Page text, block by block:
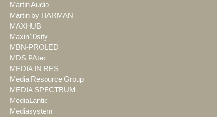
Martin Audio
Martin by HARMAN
MAXHUB
Maxin10sity
MBN-PROLED
MDS PAtec
MEDIA IN RES
Media Resource Group
MEDIA SPECTRUM
MediaLantic
Mediasystem